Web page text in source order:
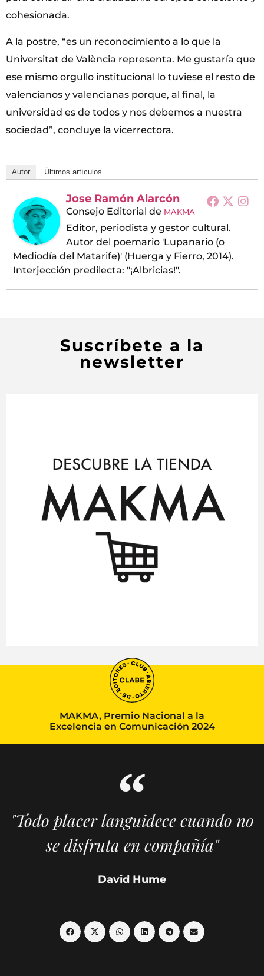
cohesionada.
A la postre, “es un reconocimiento a lo que la
Universitat de València representa. Me gustaría que
ese mismo orgullo institucional lo tuviese el resto de
valencianos y valencianas porque, al final, la
universidad es de todos y nos debemos a nuestra
sociedad”, concluye la vicerrectora.
Autor Últimos artículos
Jose Ramón Alarcón
Consejo Editorial de MAKMA
Editor, periodista y gestor cultural.
Autor del poemario 'Lupanario (o
Mediodía del Matarife)' (Huerga y Fierro, 2014).
Interjección predilecta: "¡Albricias!".
Suscríbete a la
newsletter
MAKMA, Premio Nacional a la
Excelencia en Comunicación 2024
"Todo placer languidece cuando no
se disfruta en compañía"
David Hume